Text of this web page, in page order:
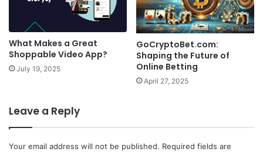
What Makes a Great
Shoppable Video App?
July 19, 2025
GoCryptoBet.com:
Shaping the Future of
Online Betting
April 27, 2025
Leave a Reply
Your email address will not be published. Required fields are